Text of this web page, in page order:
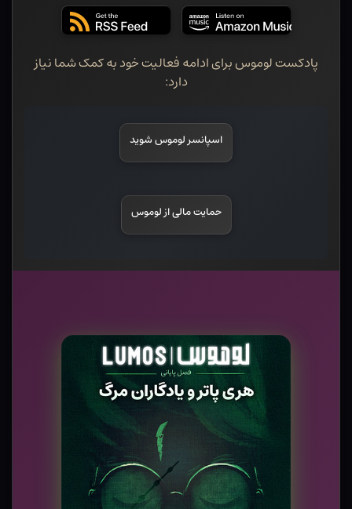
پادکست لوموس برای ادامه فعالیت خود به کمک شما نیاز
دارد:
اسپانسر لوموس شوید
حمایت مالی از لوموس